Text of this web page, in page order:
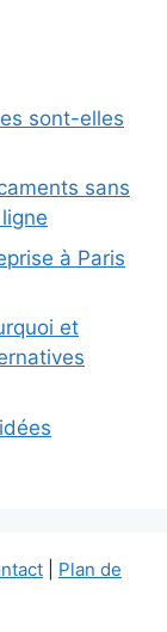
sont-elles
sans
à Paris
et
Plan de